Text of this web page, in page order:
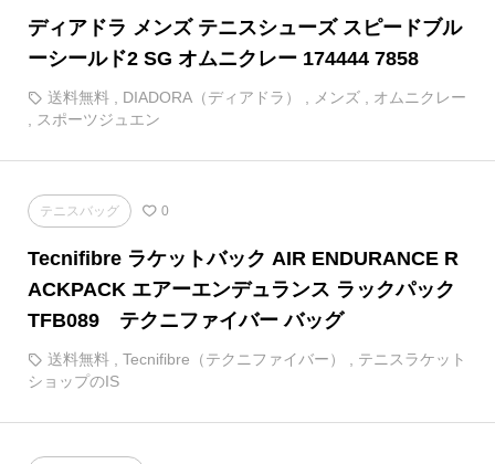
ディアドラ メンズ テニスシューズ スピードブル
ーシールド2 SG オムニクレー 174444 7858
送料無料 DIADORA（ディアドラ） メンズ
オムニクレー
スポーツジュエン
テニスバッグ 0
Tecnifibre ラケットバック AIR ENDURANCE R
ACKPACK エアーエンデュランス ラックパック
TFB089 テクニファイバー バッグ
送料無料 , Tecnifibre（テクニファイバー） , テニスラケット
ショップのIS